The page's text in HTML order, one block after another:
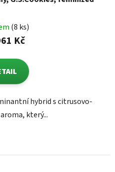
(8 ks)
Kč
hybrid s citrusovo-
který...